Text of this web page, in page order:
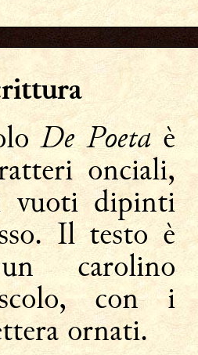
De Poetaè
onciali,
vuoti dipinti
Il testo è
carolino
con i
ornati.